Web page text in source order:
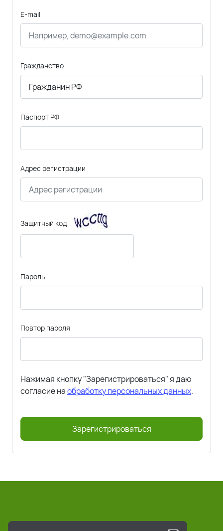
E-mail
Гражданство
Паспорт РФ
Адрес регистрации
Защитный код
Пароль
Повтор пароля
Нажимая кнопку "Зарегистрироваться" я даю
согласие наобработку персональных данных.
Зарегистрироваться